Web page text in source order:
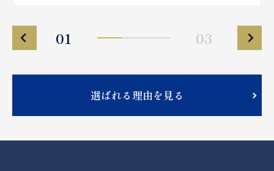
01 03
選ばれる理由を見る